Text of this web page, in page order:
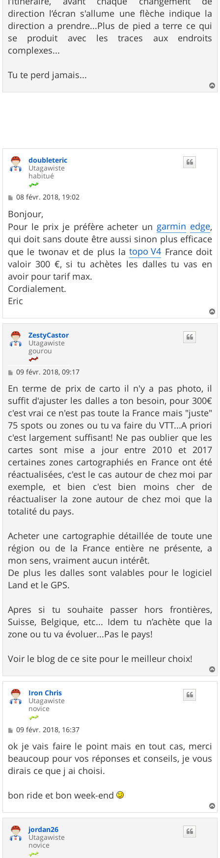
direction l’écran s'allume une flèche indique la
direction a prendre...Plus de pied a terre ce qui
se produit avec les traces aux endroits
complexes...
Tu te perd jamais...
a
doubleteric
Utagawiste
habitué
M
s
s
a
g
e
08 févr. 2018, 19:02
Bonjour,
Pour le prix je préfère acheter un garmin edge,
qui doit sans doute être aussi sinon plus efficace
que le twonav et de plus latopo V4 France doit
valoir 300 €, si tu achètes les dalles tu vas en
avoir pour tarif max.
Cordialement.
Eric
a
ZestyCastor
Utagawiste
gourou
M
s
s
a
g
e
09 févr. 2018, 09:17
En terme de prix de carto il n'y a pas photo, il
suffit d'ajuster les dalles a ton besoin, pour 300€
c'est vrai ce n'est pas toute la France mais "juste"
75 spots ou zones ou tu va faire du VTT...A priori
c'est largement suffisant! Ne pas oublier que les
cartes sont mise a jour entre 2010 et 2017
certaines zones cartographiés en France ont été
réactualisées, c'est le cas autour de chez moi par
exemple, et bien c'est bien moins cher de
réactualiser la zone autour de chez moi que la
totalité du pays.
Acheter une cartographie détaillée de toute une
région ou de la France entière ne présente, a
mon sens, vraiment aucun intérêt.
De plus les dalles sont valables pour le logiciel
Land et le GPS.
Apres si tu souhaite passer hors frontières,
Suisse, Belgique, etc... Idem tu n’achète que la
zone ou tu va évoluer...Pas le pays!
Voir le blog de ce site pour le meilleur choix!
a
Iron Chris
Utagawiste
novice
M
s
s
a
g
e
09 févr. 2018, 16:37
ok je vais faire le point mais en tout cas, merci
beaucoup pour vos réponses et conseils, je vous
dirais ce que j ai choisi.
bon ride et bon week-end
a
jordan26
Utagawiste
novice